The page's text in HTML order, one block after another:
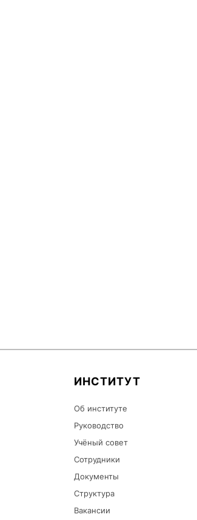
ИНСТИТУТ
Об институте
Руководство
Учёный совет
Сотрудники
Документы
Структура
Вакансии